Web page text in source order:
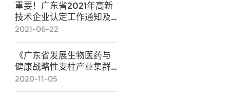
重要！广东省2021年高新
技术企业认定工作通知及
申报系统图解
2021-06-22
《广东省发展生物医药与
健康战略性支柱产业集群
行动计划（2021-
2025）》政策解读
2020-11-05